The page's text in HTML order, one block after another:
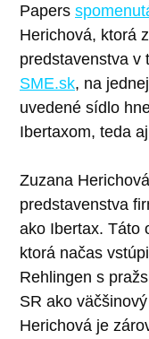
Papers
Herichová, ktorá
predstavenstva v
SME.sk, na
uvedené sídlo
Ibertaxom, teda
Zuzana
predstavenstva
ako Ibertax. Táto
ktorá načas
Rehlingen s
SR ako
Herichová je